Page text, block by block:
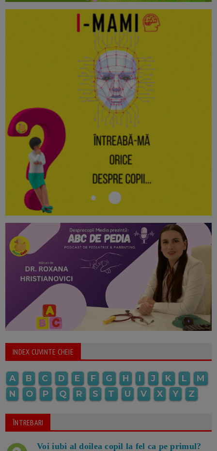
INDEX CUVINTE CHEIE
A B C D E F G H I J K L
M
N
O P Q R S T U V X Y Z
ÎNTREBARI
Voi iubi al doilea copil la fel ca pe primul?